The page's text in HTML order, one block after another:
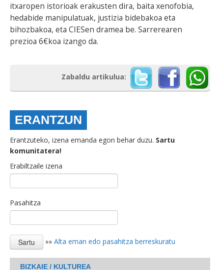
itxaropen istorioak erakusten dira, baita xenofobia,
hedabide manipulatuak, justizia bidebakoa eta
bihozbakoa, eta CIESen dramea be. Sarrerearen
prezioa 6€koa izango da.
Zabaldu artikulua:
ERANTZUN
Erantzuteko, izena emanda egon behar duzu. Sartu
komunitatera!
Erabiltzaile izena
Pasahitza
»» Alta eman edo pasahitza berreskuratu
BIZKAIE / KULTUREA